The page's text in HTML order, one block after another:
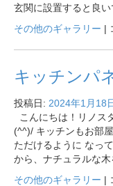
玄関に設置すると良
その他のギャラリー |
キッチンパ
投稿日: 2024年1月18
こんにちは！リノス
(^^)/ キッチンもお部
ただけるように なっ
から、ナチュラルな
その他のギャラリー |